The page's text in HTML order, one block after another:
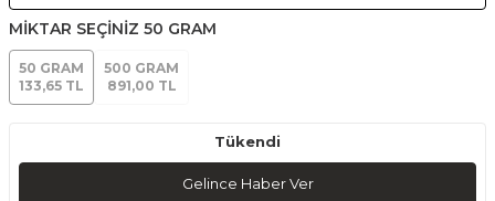
MİKTAR SEÇİNİZ 50 GRAM
50 GRAM
133,65 TL
500 GRAM
891,00 TL
Tükendi
Gelince Haber Ver